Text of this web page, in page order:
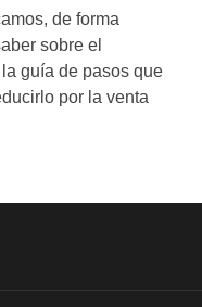
de forma
sobre el
guía de pasos que
por la venta